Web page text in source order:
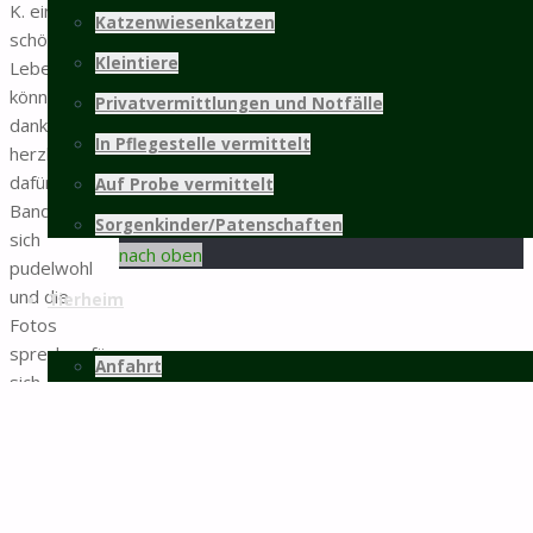
Katzenwiesenkatzen
Kleintiere
Privatvermittlungen und Notfälle
In Pflegestelle vermittelt
Auf Probe vermittelt
Sorgenkinder/Patenschaften
Tierheim
Anfahrt
K. ein so
schönes
Leben führen
können und
danken sehr
herzlich
dafür. Die
Bande fühlt
sich
pudelwohl
und die
Fotos
sprechen für
sich.
weitere Infos...
Mitgliedschaft
©2025 Tierschutz Hildesheim und Umgebung
e.V.
PRÄSENTIERT VONSEPTERA
Zurück
nach oben